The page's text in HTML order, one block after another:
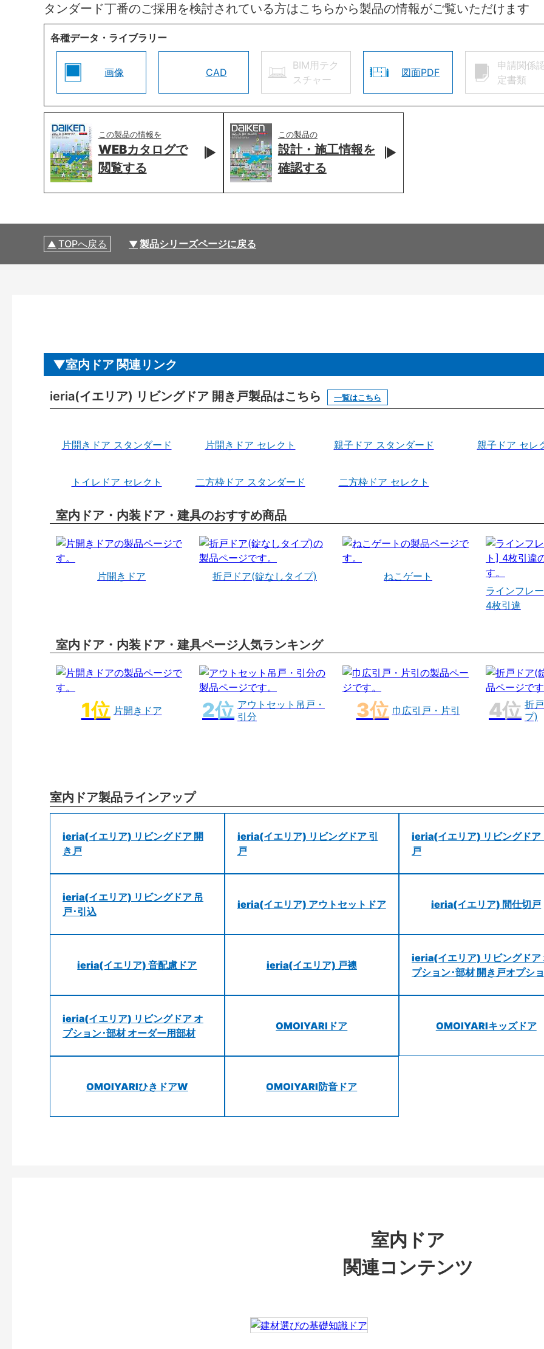
タンダード丁番のご採用を検討されている方はこちらから製品の情報がご覧いただけます
各種データ・ライブラリー
画像 CAD
BIM用テク
スチャー
図面PDF
申請関係
定書類
この製品の情報を
WEBカタログで
閲覧する
この製品の
設計・施工情報を
確認する
TOPへ戻る 製品シリーズページに戻る
室内ドア 関連リンク
ieria(イエリア) リビングドア 開き戸製品はこちら 一覧はこちら
片開きドア スタンダード 片開きドア セレクト 親子ドア スタンダード 親子ドア セレ
トイレドア セレクト 二方枠ドア スタンダード 二方枠ドア セレクト
室内ドア・内装ドア・建具のおすすめ商品
片開きドア 折戸ドア(錠なしタイプ)
ねこゲート
ラインフレ
4枚引違
室内ドア・内装ドア・建具ページ人気ランキング
片開きドア
アウトセット吊戸・
引分
巾広引戸・片引
折
プ)
室内ドア製品ラインアップ
ieria(イエリア) リビングドア 開
き戸
ieria(イエリア) リビングドア 引
戸
ieria(イエリア) リビングドア
戸
ieria(イエリア) リビングドア 吊
戸･引込
ieria(イエリア) アウトセットドア ieria(イエリア) 間仕切戸
ieria(イエリア) 音配慮ドア ieria(イエリア) 戸襖
ieria(イエリア) リビングドア
プション･部材 開き戸オプシ
ieria(イエリア) リビングドア オ
プション･部材 オーダー用部材
OMOIYARIドア OMOIYARIキッズドア
OMOIYARIひきドアW OMOIYARI防音ドア
室内ドア
関連コンテンツ